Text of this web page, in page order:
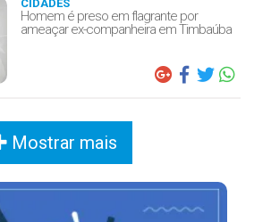
CIDADES
Homem é preso em flagrante por
ameaçar ex-companheira em Timbaúba
Mostrar mais